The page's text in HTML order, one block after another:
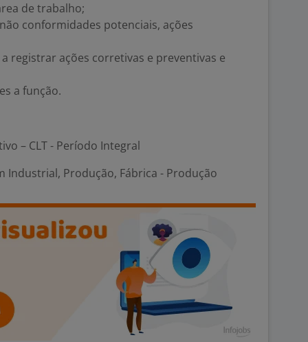
de trabalho;
conformidades potenciais, ações
registrar ações corretivas e preventivas e
a função.
– CLT - Período Integral
Industrial, Produção, Fábrica - Produção